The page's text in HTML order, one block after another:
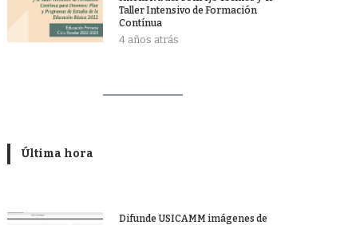
Taller Intensivo de Formación
Contínua
4 años atrás
Última hora
Difunde USICAMM imágenes de